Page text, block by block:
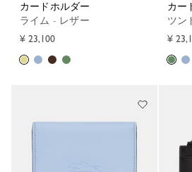
カードホルダー
ライム - レザー
¥ 23,100
カー
ツ
¥